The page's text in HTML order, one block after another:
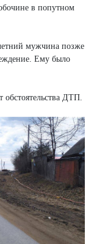
в попутном
мужчина позже
Ему было
ДТП.